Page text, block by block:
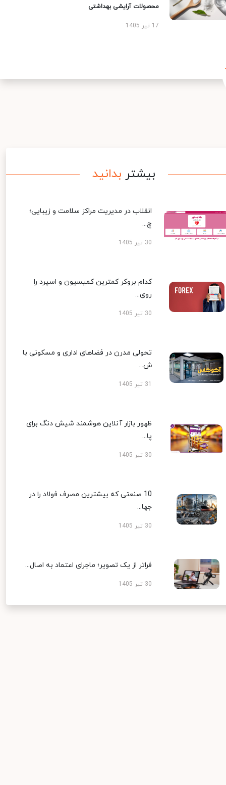
محصولات آرایشی بهداشتی
17 تیر 1405
بیشتر بدانید
انقلاب در مدیریت مراکز سلامت و زیبایی؛
چ...
30 تیر 1405
کدام بروکر کمترین کمیسیون و اسپرد را
روی...
30 تیر 1405
تحولی مدرن در فضاهای اداری و مسکونی با
ش...
ظهور بازار آنلاین هوشمند شیش دنگ برای
پا...
30 تیر 1405
10 صنعتی که بیشترین مصرف فولاد را در
جها...
30 تیر 1405
فراتر از یک تصویر؛ ماجرای اعتماد به اصال...
30 تیر 1405